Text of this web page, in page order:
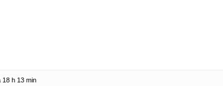
18 h 13 min